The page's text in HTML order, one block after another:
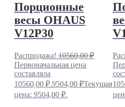
Порционные
весы OHAUS
V12P30
Распродажа! 10560,00₽
Первоначальная цена
составляла
10560,00 ₽.9504,00 ₽Текущая
цена: 9504,00 ₽.